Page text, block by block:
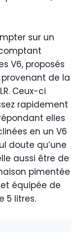
sur un
V6, proposés
de la
Ceux-ci
rapidement
elles
en un V6
doute qu’une
aussi être de
pimentée
et équipée de
5 litres.